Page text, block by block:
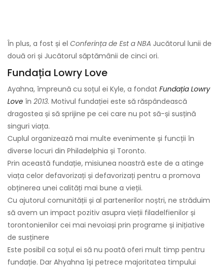
În plus, a fost și el Conferința de Est a NBA Jucătorul lunii de
două ori și Jucătorul săptămânii de cinci ori.
Fundația Lowry Love
Ayahna, împreună cu soțul ei Kyle, a fondat Fundația Lowry
Love în 2013. Motivul fundației este să răspândească
dragostea și să sprijine pe cei care nu pot să-și susțină
singuri viața.
Cuplul organizează mai multe evenimente și funcții în
diverse locuri din Philadelphia și Toronto.
Prin această fundație, misiunea noastră este de a atinge
viața celor defavorizați și defavorizați pentru a promova
obținerea unei calități mai bune a vieții.
Cu ajutorul comunității și al partenerilor noștri, ne străduim
să avem un impact pozitiv asupra vieții filadelfienilor și
torontonienilor cei mai nevoiași prin programe și inițiative
de susținere
Este posibil ca soțul ei să nu poată oferi mult timp pentru
fundație. Dar Ahyahna își petrece majoritatea timpului